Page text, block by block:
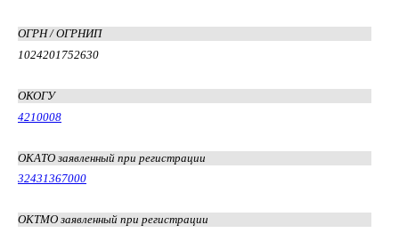
ОГРН / ОГРНИП
1024201752630
ОКОГУ
4210008
ОКАТО заявленный при регистрации
32431367000
ОКТМО заявленный при регистрации